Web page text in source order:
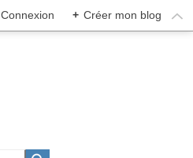
Connexion + Créer mon blog